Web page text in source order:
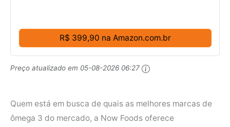
R$ 399,90 na Amazon.com.br
Preço atualizado em 05-08-2026 06:27
Quem está em busca de quais as melhores marcas de
ômega 3 do mercado, a Now Foods oferece